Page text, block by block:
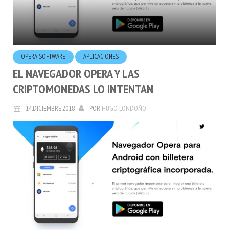
OPERA SOFTWARE APLICACIONES
EL NAVEGADOR OPERA Y LAS
CRIPTOMONEDAS LO INTENTAN
14.DICIEMBRE.2018 POR HUGO LONDOÑO